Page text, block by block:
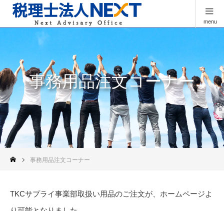
menu
事務用品注文コーナー
事務用品注文コーナー
TKCサプライ事業部取扱い用品のご注文が、ホームページよ